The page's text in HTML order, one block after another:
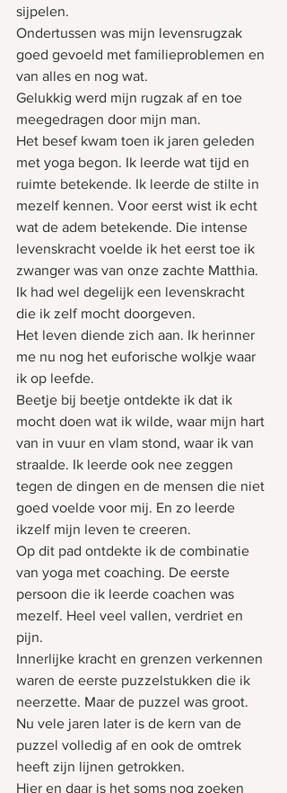
sijpelen.
Ondertussen was mijn levensrugzak
goed gevoeld met familieproblemen en
van alles en nog wat.
Gelukkig werd mijn rugzak af en toe
meegedragen door mijn man.
Het besef kwam toen ik jaren geleden
met yoga begon. Ik leerde wat tijd en
ruimte betekende. Ik leerde de stilte in
mezelf kennen. Voor eerst wist ik echt
wat de adem betekende. Die intense
levenskracht voelde ik het eerst toe ik
zwanger was van onze zachte Matthia.
Ik had wel degelijk een levenskracht
die ik zelf mocht doorgeven.
Het leven diende zich aan. Ik herinner
me nu nog het euforische wolkje waar
ik op leefde.
Beetje bij beetje ontdekte ik dat ik
mocht doen wat ik wilde, waar mijn hart
van in vuur en vlam stond, waar ik van
straalde. Ik leerde ook nee zeggen
tegen de dingen en de mensen die niet
goed voelde voor mij. En zo leerde
ikzelf mijn leven te creeren.
Op dit pad ontdekte ik de combinatie
van yoga met coaching. De eerste
persoon die ik leerde coachen was
mezelf. Heel veel vallen, verdriet en
pijn.
Innerlijke kracht en grenzen verkennen
waren de eerste puzzelstukken die ik
neerzette. Maar de puzzel was groot.
Nu vele jaren later is de kern van de
puzzel volledig af en ook de omtrek
heeft zijn lijnen getrokken.
Hier en daar is het soms nog zoeken